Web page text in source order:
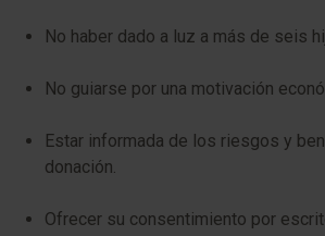
No haber dado a luz a más de seis
No guiarse por una motivación
Estar informada de los riesgos y
donación.
Ofrecer su consentimiento por